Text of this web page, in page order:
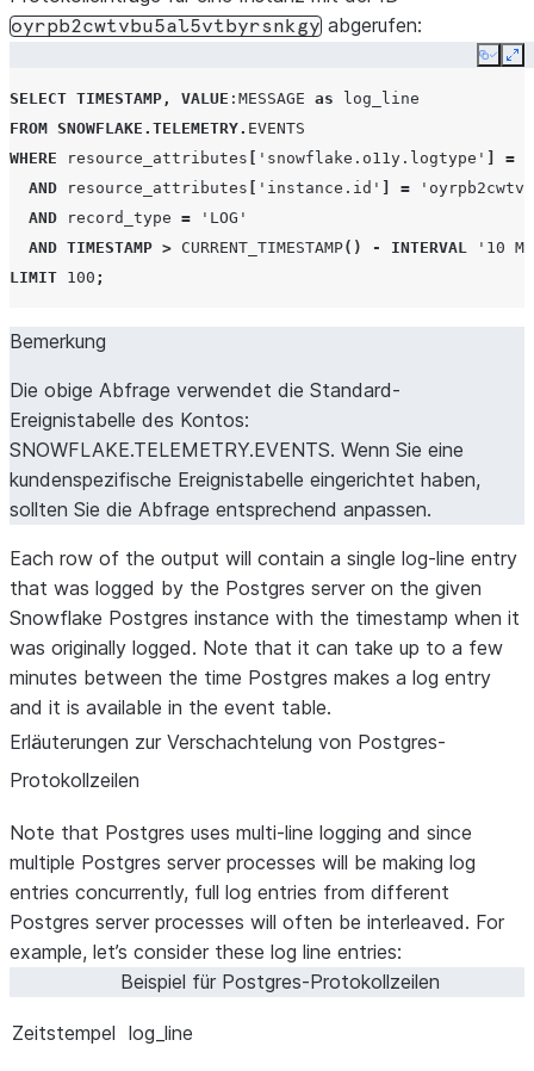
oyrpb2cwtvbu5al5vtbyrsnkgy abgerufen:
Copy
SELECT TIMESTAMP , VALUE :MESSAGE as
log_line
FROM SNOWFLAKE . TELEMETRY. EVENTS
WHERE
resource_attributes 'snowflake.o11y.logtype' =
AND
resource_attributes 'instance.id' =
AND
record_type =
'LOG'
AND TIMESTAMP > CURRENT_TIMESTAMP() - INTERVAL
'10
LIMIT 100 ;
Bemerkung
Die obige Abfrage verwendet die Standard-
Ereignistabelle des Kontos:
SNOWFLAKE.TELEMETRY.EVENTS. Wenn Sie eine
kundenspezifische Ereignistabelle eingerichtet haben,
sollten Sie die Abfrage entsprechend anpassen.
Each row of the output will contain a single log-line entry
that was logged by the Postgres server on the given
Snowflake Postgres instance with the timestamp when it
was originally logged. Note that it can take up to a few
minutes between the time Postgres makes a log entry
and it is available in the event table.
Erläuterungen zur Verschachtelung von Postgres-
Protokollzeilen
Note that Postgres uses multi-line logging and since
multiple Postgres server processes will be making log
entries concurrently, full log entries from different
Postgres server processes will often be interleaved. For
example, let’s consider these log line entries:
Beispiel für Postgres-Protokollzeilen
Zeitstempel log_line